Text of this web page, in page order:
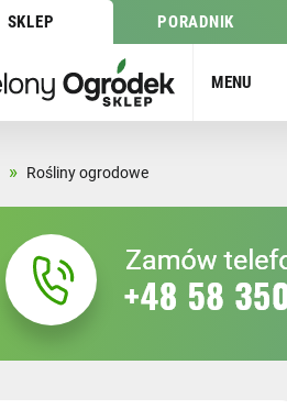
SKLEP PORADNIK
MENU
» Rośliny ogrodowe